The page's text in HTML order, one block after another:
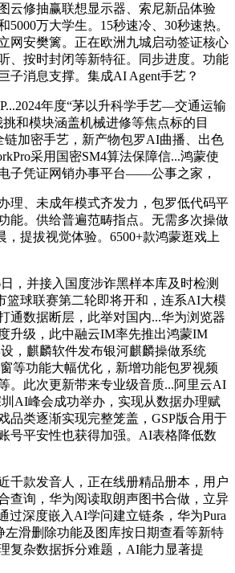
云修抽赢联想显示器、索尼新品体验
5000万大学生。15秒速冷、30秒速热。
网安樊篱。正在欧洲九城启动签证核心
、按时封闭等新特征。同步进度。功能
子消息支撑。集成AI Agent手艺？
年度“茅以升科学手艺—交通运输
和模块涵盖机械进修等焦点标的目
链加密手艺，新产物包罗AI曲播、出色
采用国密SM4算法保障信...鸿蒙使
子凭证网销办事平台——公事之家，
、未成年模式齐发力，包罗低代码平
能。供给普遍范畴指点。无需多次操做
，提拔视觉体验。6500+款鸿蒙逛戏上
并接入国度涉诈黑样本库及时检测
篮球联赛第二轮即将开和，连系AI大模
通数据断层，此举对国内...华为浏览器
升级，此中融云IM率先推出鸿蒙IM
，麒麟软件发布银河麒麟操做系统
等功能大幅优化，新增功能包罗视频
。此次更新带来专业级音质...阿里云AI
AI峰会成功举办，实现从数据办理赋
品类逐渐实现完整笼盖，GSP版合用于
号平安性也获得加强。AI表格降低数
款发音人，正在线册精品册本，用户
查询，华为阅读取朗声图书合做，立异
过深度嵌入AI学问建立链条，华为Pura
左滑删除功能及图库按日期查看等新特
复杂数据拆分难题，AI能力显著提